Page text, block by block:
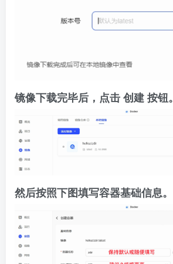
镜像下载完毕后，点击 创建 按钮。
然后按照下图填写容器基础信息。